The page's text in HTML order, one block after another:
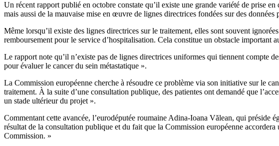
Un récent rapport publié en octobre constate qu’il existe une grande variété de prise
mais aussi de la mauvaise mise en œuvre de lignes directrices fondées sur des données
Même lorsqu’il existe des lignes directrices sur le traitement, elles sont souvent
remboursement pour le service d’hospitalisation. Cela constitue un obstacle important
Le rapport note qu’il n’existe pas de lignes directrices uniformes qui tiennent compte
pour évaluer le cancer du sein métastatique ».
La Commission européenne cherche à résoudre ce problème via son initiative sur le
traitement. À la suite d’une consultation publique, des patientes ont demandé que
un stade ultérieur du projet ».
Commentant cette avancée, l’eurodéputée roumaine Adina-Ioana Vălean, qui préside
résultat de la consultation publique et du fait que la Commission européenne
Commission. »